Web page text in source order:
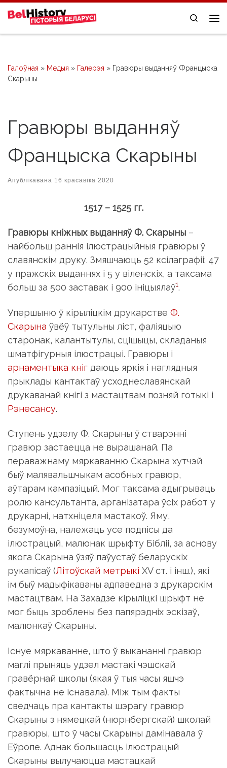
Skip to content
Search
Галоўная » Медыя » Галерэя » Гравюры выданняў Францыска
Скарыны
Гравюры выданняў
Францыска Скарыны
Апублікавана 16 красавіка 2020
1517 – 1525 гг.
Гравюры кніжных выданняў Ф. Скарыны –
найбольш раннія ілюстрацыйныя гравюры ў
славянскім друку. Змяшчаюць 52 ксілаграфіі: 47
у пражскіх выданнях і 5 у віленскіх, а таксама
больш за 500 заставак і 900 ініцыялаў1.
Упершыню ў кірыліцкім друкарстве Ф.
Скарына ўвёў тытульны ліст, фаліяцыю
старонак, калантытулы, сцішыцы, складаныя
шматфігурныя ілюстрацыі. Гравюры і
арнаментыка кніг даюць яркія і наглядныя
прыклады кантактаў усходнеславянскай
друкаванай кнігі з мастацтвам позняй готыкі і
Рэнесансу.
Ступень удзелу Ф. Скарыны ў стварэнні
гравюр застаецца не вырашанай. Па
пераважнаму мяркаванню Скарына хутчэй
быў малявальшчыкам асобных гравюр,
аўтарам кампазіцый. Мог таксама адыгрываць
ролю кансультанта, арганізатара ўсіх работ у
друкарні, натхніцеля мастакоў. Яму,
безумоўна, належаць усе подпісы да
ілюстрацый, малюнак шрыфту Бібліі, за аснову
якога Скарына ўзяў паўустаў беларускіх
рукапісаў (Літоўскай метрыкі XV ст. і інш.), які
ім быў мадыфікаваны адпаведна з друкарскім
мастацтвам. На Захадзе кірыліцкі шрыфт не
мог быць зроблены без папярэдніх эскізаў,
малюнкаў Скарыны.
Існуе мяркаванне, што ў выкананні гравюр
маглі прыняць удзел мастакі чэшскай
гравёрнай школы (якая ў тыя часы яшчэ
фактычна не існавала). Між тым факты
сведчаць пра кантакты шэрагу гравюр
Скарыны з нямецкай (нюрнбергскай) школай
гравюры, што ў часы Скарыны дамінавала ў
Еўропе. Аднак большасць ілюстрацый
Скарыны вылучаюцца мастацкай